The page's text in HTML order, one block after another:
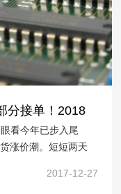
分接单！2018
看今年已步入尾
涨价潮。短短两天
品停止接单......12月
2017-12-27